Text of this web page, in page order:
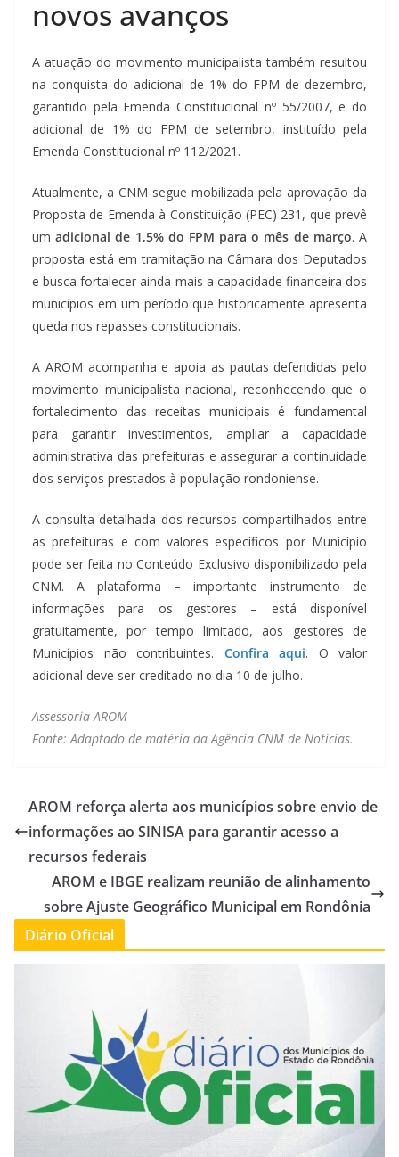
novos avanços
A atuação do movimento municipalista também resultou
na conquista do adicional de 1% do FPM de dezembro,
garantido pela Emenda Constitucional nº 55/2007, e do
adicional de 1% do FPM de setembro, instituído pela
Emenda Constitucional nº 112/2021.
Atualmente, a CNM segue mobilizada pela aprovação da
Proposta de Emenda à Constituição (PEC) 231, que prevê
umadicional de 1,5% do FPM para o mês de março. A
proposta está em tramitação na Câmara dos Deputados
e busca fortalecer ainda mais a capacidade financeira dos
municípios em um período que historicamente apresenta
queda nos repasses constitucionais.
A AROM acompanha e apoia as pautas defendidas pelo
movimento municipalista nacional, reconhecendo que o
fortalecimento das receitas municipais é fundamental
para garantir investimentos, ampliar a capacidade
administrativa das prefeituras e assegurar a continuidade
dos serviços prestados à população rondoniense.
A consulta detalhada dos recursos compartilhados entre
as prefeituras e com valores específicos por Município
pode ser feita no Conteúdo Exclusivo disponibilizado pela
CNM. A plataforma – importante instrumento de
informações para os gestores – está disponível
gratuitamente, por tempo limitado, aos gestores de
Municípios não contribuintes. Confira aqui. O valor
adicional deve ser creditado no dia 10 de julho.
Assessoria AROM
Fonte: Adaptado de matéria da Agência CNM de Notícias.
AROM reforça alerta aos municípios sobre envio de
informações ao SINISA para garantir acesso a
recursos federais
AROM e IBGE realizam reunião de alinhamento
sobre Ajuste Geográfico Municipal em Rondônia
Diário Oficial